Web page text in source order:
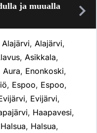
ja muualla
Alajärvi, Alajärvi,
, Asikkala,
Aura, Enonkoski,
, Espoo, Espoo,
, Evijärvi,
, Haapavesi,
Halsua, Halsua,